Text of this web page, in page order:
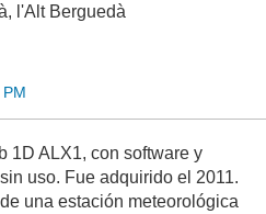
l'Alt Berguedà
1D ALX1, con software y
uso. Fue adquirido el 2011.
una estación meteorológica